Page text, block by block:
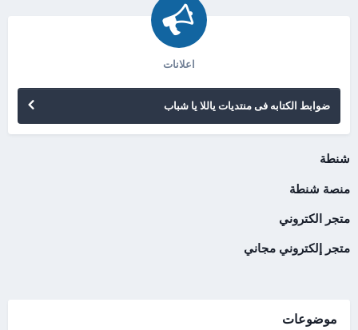
اعلانات
ضوابط الكتابه فى منتديات ياللا يا شباب
شنطة
منصة شنطة
متجر الكتروني
متجر إلكتروني مجاني
موضوعات